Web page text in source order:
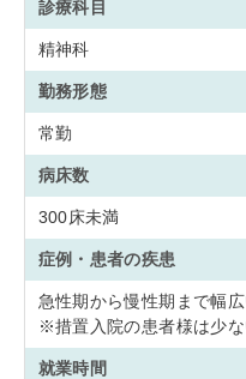
診療科目
精神科
勤務形態
常勤
病床数
300床未満
症例・患者の疾患
急性期から慢性期まで幅
※措置入院の患者様は少な
就業時間